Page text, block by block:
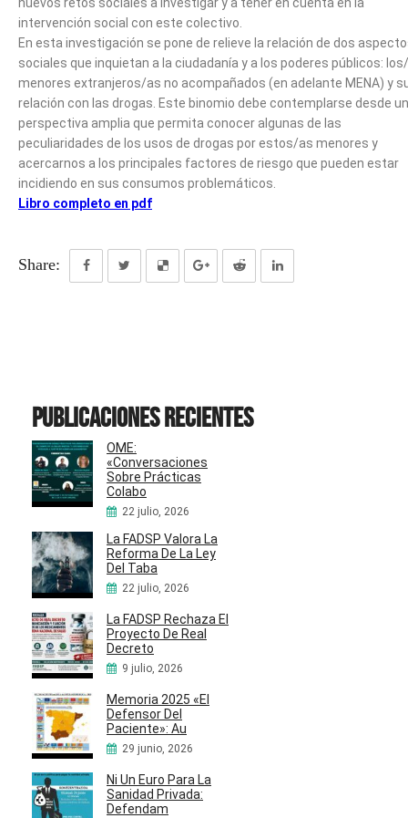
intervención social con este colectivo.
En esta investigación se pone de relieve la relación de dos
sociales que inquietan a la ciudadanía y a los poderes públicos:
menores extranjeros/as no acompañados (en adelante MENA) y
relación con las drogas. Este binomio debe contemplarse desde
perspectiva amplia que permita conocer algunas de las
peculiaridades de los usos de drogas por estos/as menores y
acercarnos a los principales factores de riesgo que pueden estar
incidiendo en sus consumos problemáticos.
Libro completo en pdf
Share:
Publicaciones recientes
OME:
«Conversaciones
Sobre Prácticas
Colabo
22 julio, 2026
La FADSP Valora La
Reforma De La Ley
Del Taba
22 julio, 2026
La FADSP Rechaza El
Proyecto De Real
Decreto
9 julio, 2026
Memoria 2025 «El
Defensor Del
Paciente»: Au
29 junio, 2026
Ni Un Euro Para La
Sanidad Privada:
Defendam